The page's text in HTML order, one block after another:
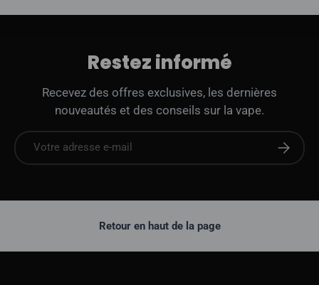
Restez informé
Recevez des offres exclusives, les dernières
nouveautés et des conseils sur la vape.
E-mail
Retour en haut de la page